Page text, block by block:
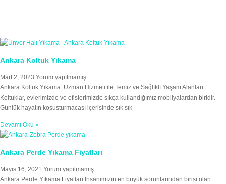
Ankara Koltuk Yıkama
Mart 2, 2023 Yorum yapılmamış
Ankara Koltuk Yıkama: Uzman Hizmeti ile Temiz ve Sağlıklı Yaşam Alanları
Koltuklar, evlerimizde ve ofislerimizde sıkça kullandığımız mobilyalardan biridir.
Günlük hayatın koşuşturmacası içerisinde sık sık
Devamı Oku »
Ankara Perde Yıkama Fiyatları
Mayıs 16, 2021 Yorum yapılmamış
Ankara Perde Yıkama Fiyatları İnsanımızın en büyük sorunlarından birisi olan